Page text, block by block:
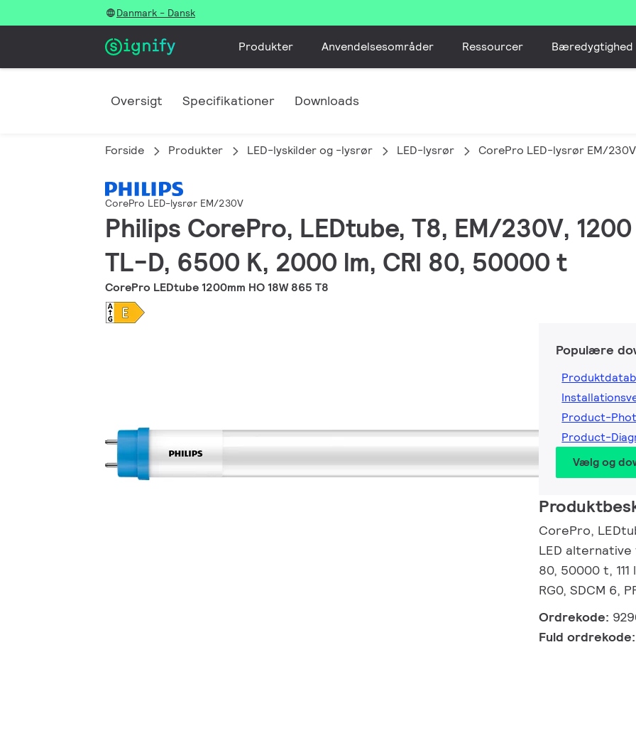
Danmark - Dansk
Produkter Anvendelsesområder Ressourcer Bæredygtighed
Oversigt Specifikationer Downloads
Forside Produkter LED-lyskilder og -lysrør LED-lysrør CorePro LED-lysrør EM/230V
CorePro LED-lysrør EM/230V
Philips CorePro, LEDtube, T8, EM/230V, 1200
TL-D, 6500 K, 2000 lm, CRI 80, 50000 t
CorePro LEDtube 1200mm HO 18W 865 T8
Populære
Product-
Product-
Vælg og
CorePro,
LED alternative
80, 50000 t, 111
RG0, SDCM 6,
Ordrekode:
Fuld ordrekode: